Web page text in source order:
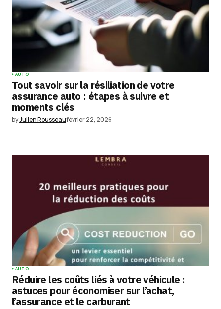
AUTO
Tout savoir sur la résiliation de votre
assurance auto : étapes à suivre et
moments clés
byJulien Rousseaufévrier 22, 2026
AUTO
Réduire les coûts liés à votre véhicule :
astuces pour économiser sur l’achat,
l’assurance et le carburant